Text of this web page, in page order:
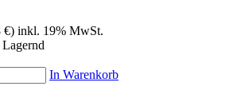
€) inkl. 19% MwSt.
Lagernd
In Warenkorb